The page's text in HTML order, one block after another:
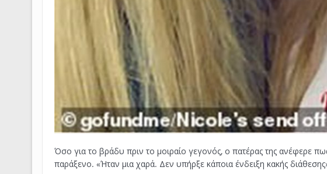
Όσο για το βράδυ πριν το μοιραίο γεγονός, ο πατέρας της ανέφερε
παράξενο. «Ήταν μια χαρά. Δεν υπήρξε κάποια ένδειξη κακής